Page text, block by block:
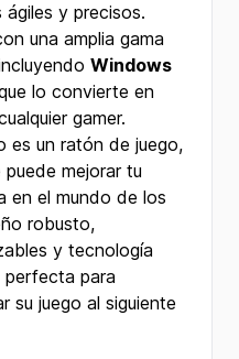
y precisos.
una amplia gama
Windows
lo convierte en
gamer.
es un ratón de juego,
mejorar tu
en el mundo de los
robusto,
y tecnología
perfecta para
su juego al siguiente